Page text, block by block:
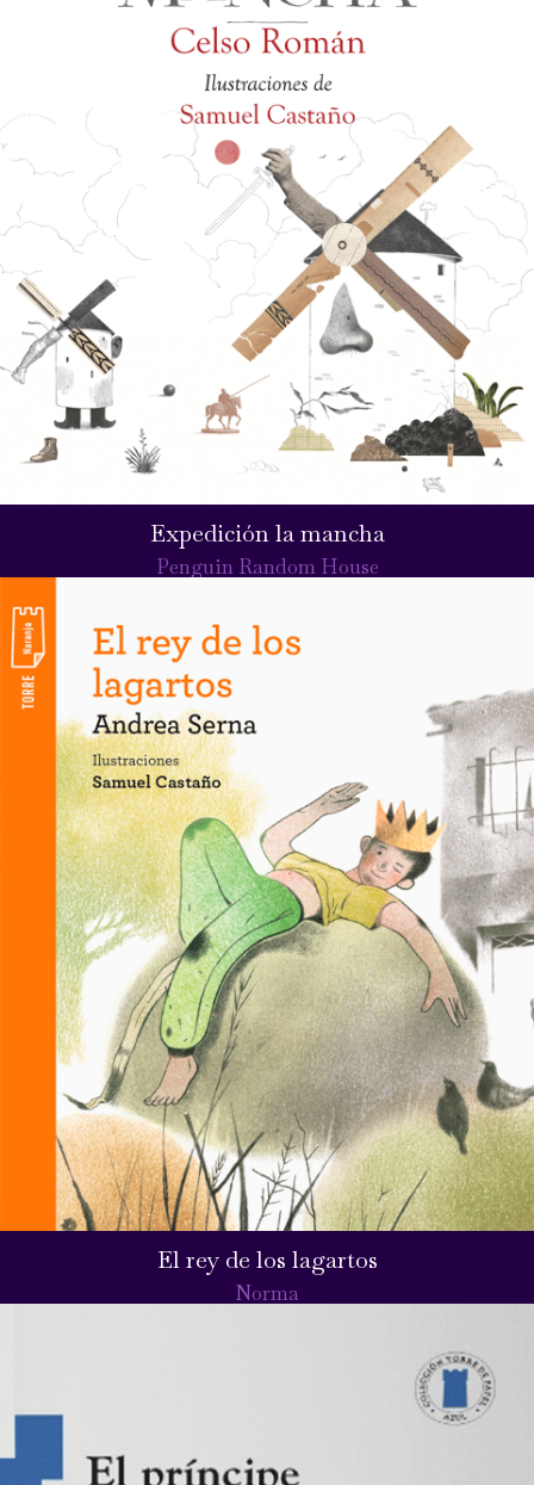
Expedición la mancha
Penguin Random House
El rey de los lagartos
Norma